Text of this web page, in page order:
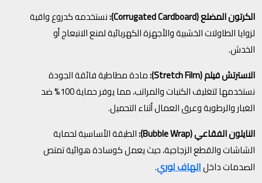
الكرتون المضلع (Corrugated Cardboard):
نستخدمه كدروع واقية
لزوايا الطاولات الخشبية والأجهزة الكهربائية لمنع الانبعاج أو
الخدش.
الاسترتش فيلم (Stretch Film):
مادة مطاطية فائقة الجودة
نستخدمها لتغليف الكنبات والمراتب، مما يوفر حماية 100% ضد
الغبار والرطوبة وعرق العمال أثناء التحميل.
النايلون الفقاعي (Bubble Wrap):
الطبقة الأساسية لحماية
الشاشات والقطع الزجاجية، حيث يعمل كوسادة هوائية تمتص
الصدمات داخلالهاف لوري.